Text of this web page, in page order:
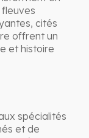
cités
offrent un
et histoire
spécialités
et de